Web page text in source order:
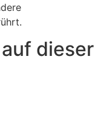
dieser